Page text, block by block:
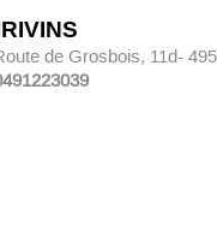
de Grosbois, 11d-